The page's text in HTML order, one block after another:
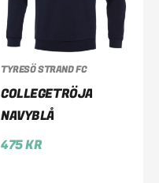
TYRESÖ STRAND FC
COLLEGETRÖJA
NAVYBLÅ
475KR